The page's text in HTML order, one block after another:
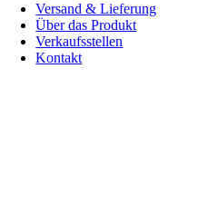
Versand & Lieferung
Über das Produkt
Verkaufsstellen
Kontakt